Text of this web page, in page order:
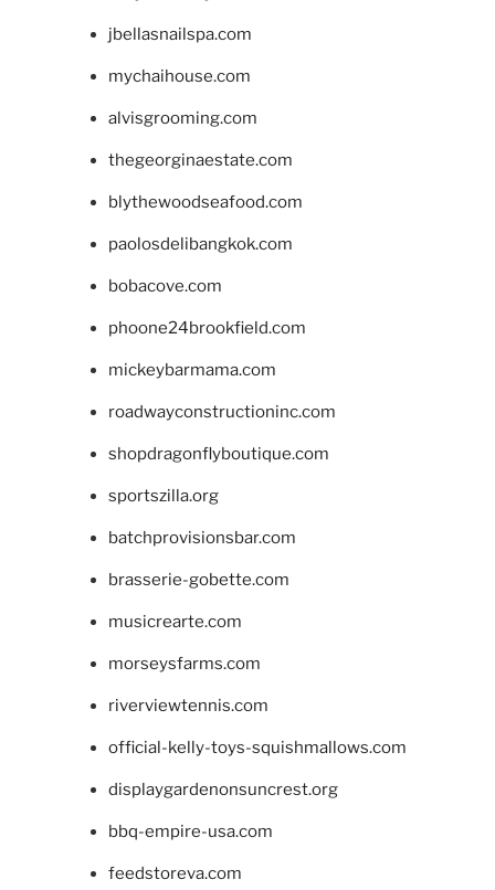
jbellasnailspa.com
mychaihouse.com
alvisgrooming.com
thegeorginaestate.com
blythewoodseafood.com
paolosdelibangkok.com
bobacove.com
phoone24brookfield.com
mickeybarmama.com
roadwayconstructioninc.com
shopdragonflyboutique.com
sportszilla.org
batchprovisionsbar.com
brasserie-gobette.com
musicrearte.com
morseysfarms.com
riverviewtennis.com
official-kelly-toys-squishmallows.com
displaygardenonsuncrest.org
bbq-empire-usa.com
feedstoreva.com